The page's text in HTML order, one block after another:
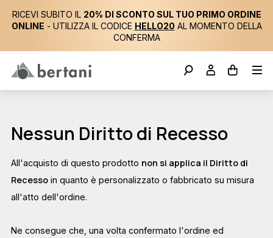
RICEVI SUBITO IL 20% DI SCONTO SUL TUO PRIMO ORDINE
ONLINE - UTILIZZA IL CODICE HELLO20 AL MOMENTO DELLA
CONFERMA
Nessun Diritto di Recesso
All'acquisto di questo prodotto non si applica il Diritto di
Recesso in quanto è personalizzato o fabbricato su misura
all'atto dell'ordine.
Ne consegue che, una volta confermato l'ordine ed